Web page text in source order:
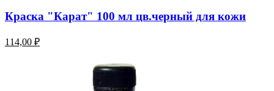
Краска "Карат" 100 мл цв.черный для кожи
114,00 ₽